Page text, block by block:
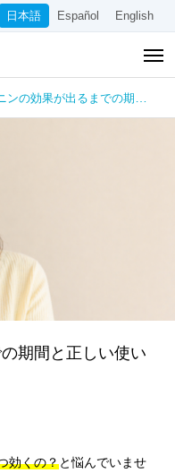
日本語 Español English
果が出るまでの期間と正しい使い方を解説
期間と正しい使い
効くの？と悩んでいませ